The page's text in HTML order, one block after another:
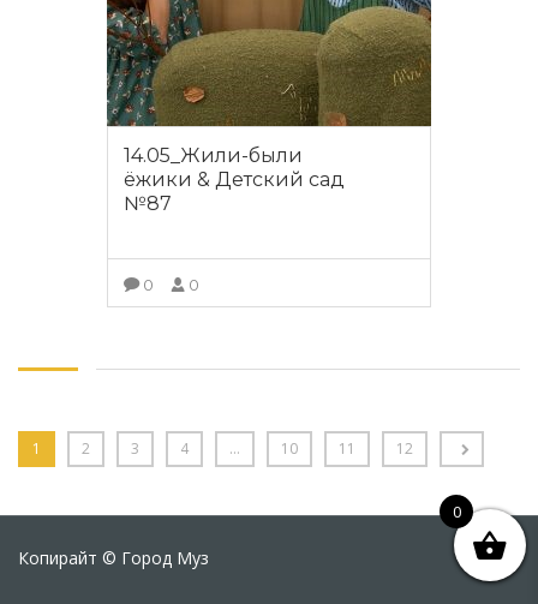
14.05_Жили-были
ёжики & Детский сад
№87
0 0
1 2 3 4 … 10 11 12
Копирайт © Город Муз
0